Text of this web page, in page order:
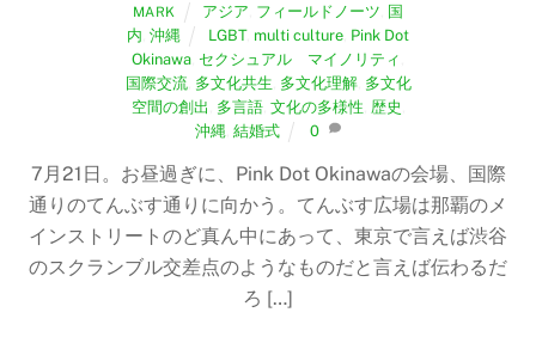
MARK アジア フィールドノーツ 国
内 ,沖縄 LGBT, multi culture, Pink Dot
Okinawa セクシュアル マイノリティ
国際交流, 多文化共生 多文化理解, 多文化
空間の創出 多言語, 文化の多様性 歴史
沖縄 結婚式 0
7月21日。お昼過ぎに、Pink Dot Okinawaの会場、国際
通りのてんぶす通りに向かう。てんぶす広場は那覇のメ
インストリートのど真ん中にあって、東京で言えば渋谷
のスクランブル交差点のようなものだと言えば伝わるだ
ろ […]